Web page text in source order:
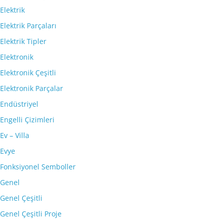
Elektrik
Elektrik Parçaları
Elektrik Tipler
Elektronik
Elektronik Çeşitli
Elektronik Parçalar
Endüstriyel
Engelli Çizimleri
Ev – Villa
Evye
Fonksiyonel Semboller
Genel
Genel Çeşitli
Genel Çeşitli Proje